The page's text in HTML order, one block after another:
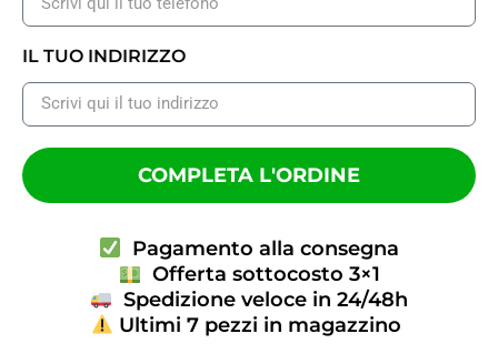
IL TUO INDIRIZZO
COMPLETA L'ORDINE
Pagamento alla consegna
Offerta sottocosto 3×1
Spedizione veloce in 24/48h
Ultimi 7 pezzi in magazzino